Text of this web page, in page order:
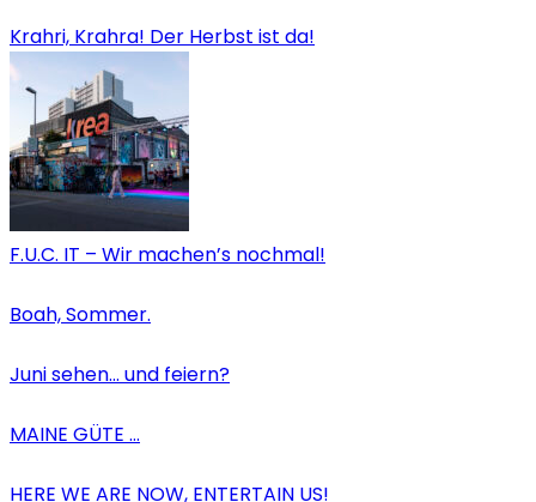
Krahri, Krahra! Der Herbst ist da!
F.U.C. IT – Wir machen’s nochmal!
Boah, Sommer.
Juni sehen… und feiern?
MAINE GÜTE …
HERE WE ARE NOW, ENTERTAIN US!